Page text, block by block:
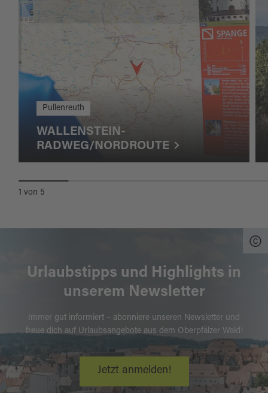
Pullenreuth
WALLENSTEIN-
RADWEG/NORDROUTE
1 von 5
Urlaubstipps und Highlights in
unserem Newsletter
Immer gut informiert – abonniere unseren Newsletter und
freue dich auf Urlaubsangebote aus dem Oberpfälzer Wald!
Jetzt anmelden!